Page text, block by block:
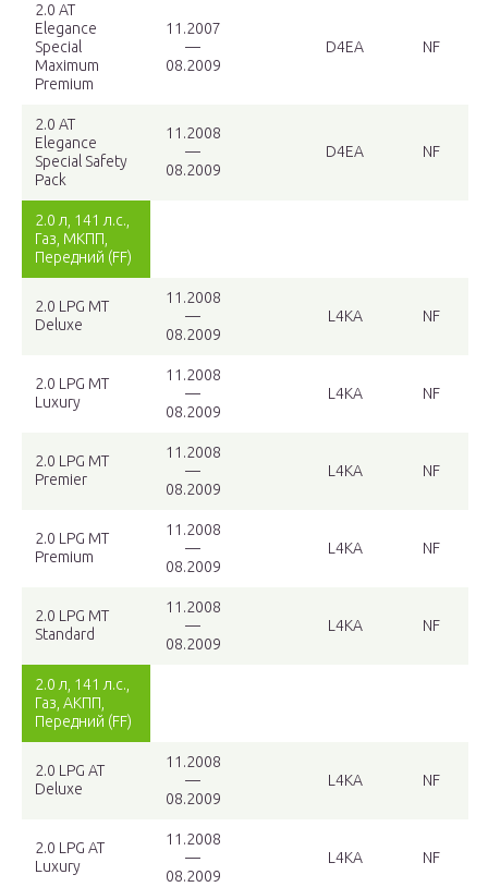
2.0 AT
Elegance
Special
Maximum
Premium
11.2007
—
08.2009
D4EA NF
2.0 AT
Elegance
Special Safety
Pack
11.2008
—
08.2009
D4EA NF
2.0 л, 141 л.с.,
Газ, МКПП,
Передний (FF)
2.0 LPG MT
Deluxe
11.2008
—
08.2009
L4KA NF
2.0 LPG MT
Luxury
11.2008
—
08.2009
L4KA NF
2.0 LPG MT
Premier
11.2008
—
08.2009
L4KA NF
2.0 LPG MT
Premium
11.2008
—
08.2009
L4KA NF
2.0 LPG MT
Standard
11.2008
—
08.2009
L4KA NF
2.0 л, 141 л.с.,
Газ, АКПП,
Передний (FF)
2.0 LPG AT
Deluxe
11.2008
—
08.2009
L4KA NF
2.0 LPG AT
Luxury
11.2008
—
08.2009
L4KA NF